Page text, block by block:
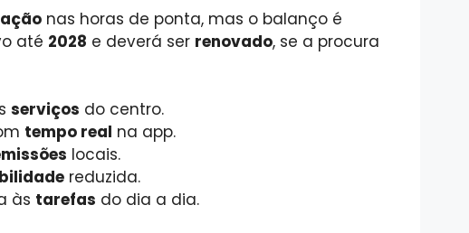
nas horas de ponta, mas o balanço é
até 2028 e deverá ser renovado, se a procura
serviços do centro.
tempo real na app.
locais.
reduzida.
às tarefas do dia a dia.